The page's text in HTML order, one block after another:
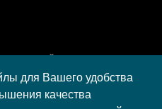
XIII Конкурса социальных и
"ЛУКОЙЛ" на территории
в 2020 году
для Вашего удобства
качества